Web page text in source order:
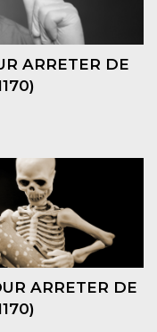
ARRETER DE
ARRETER DE